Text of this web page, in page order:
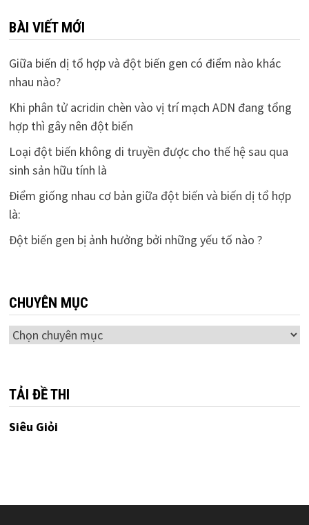
BÀI VIẾT MỚI
Giữa biến dị tổ hợp và đột biến gen có điểm nào khác
nhau nào?
Khi phân tử acridin chèn vào vị trí mạch ADN đang tổng
hợp thì gây nên đột biến
Loại đột biến không di truyền được cho thế hệ sau qua
sinh sản hữu tính là
Điểm giống nhau cơ bản giữa đột biến và biến dị tổ hợp
là:
Đột biến gen bị ảnh hưởng bởi những yếu tố nào ?
CHUYÊN MỤC
Chuyên
TẢI ĐỀ THI
Siêu Giỏi